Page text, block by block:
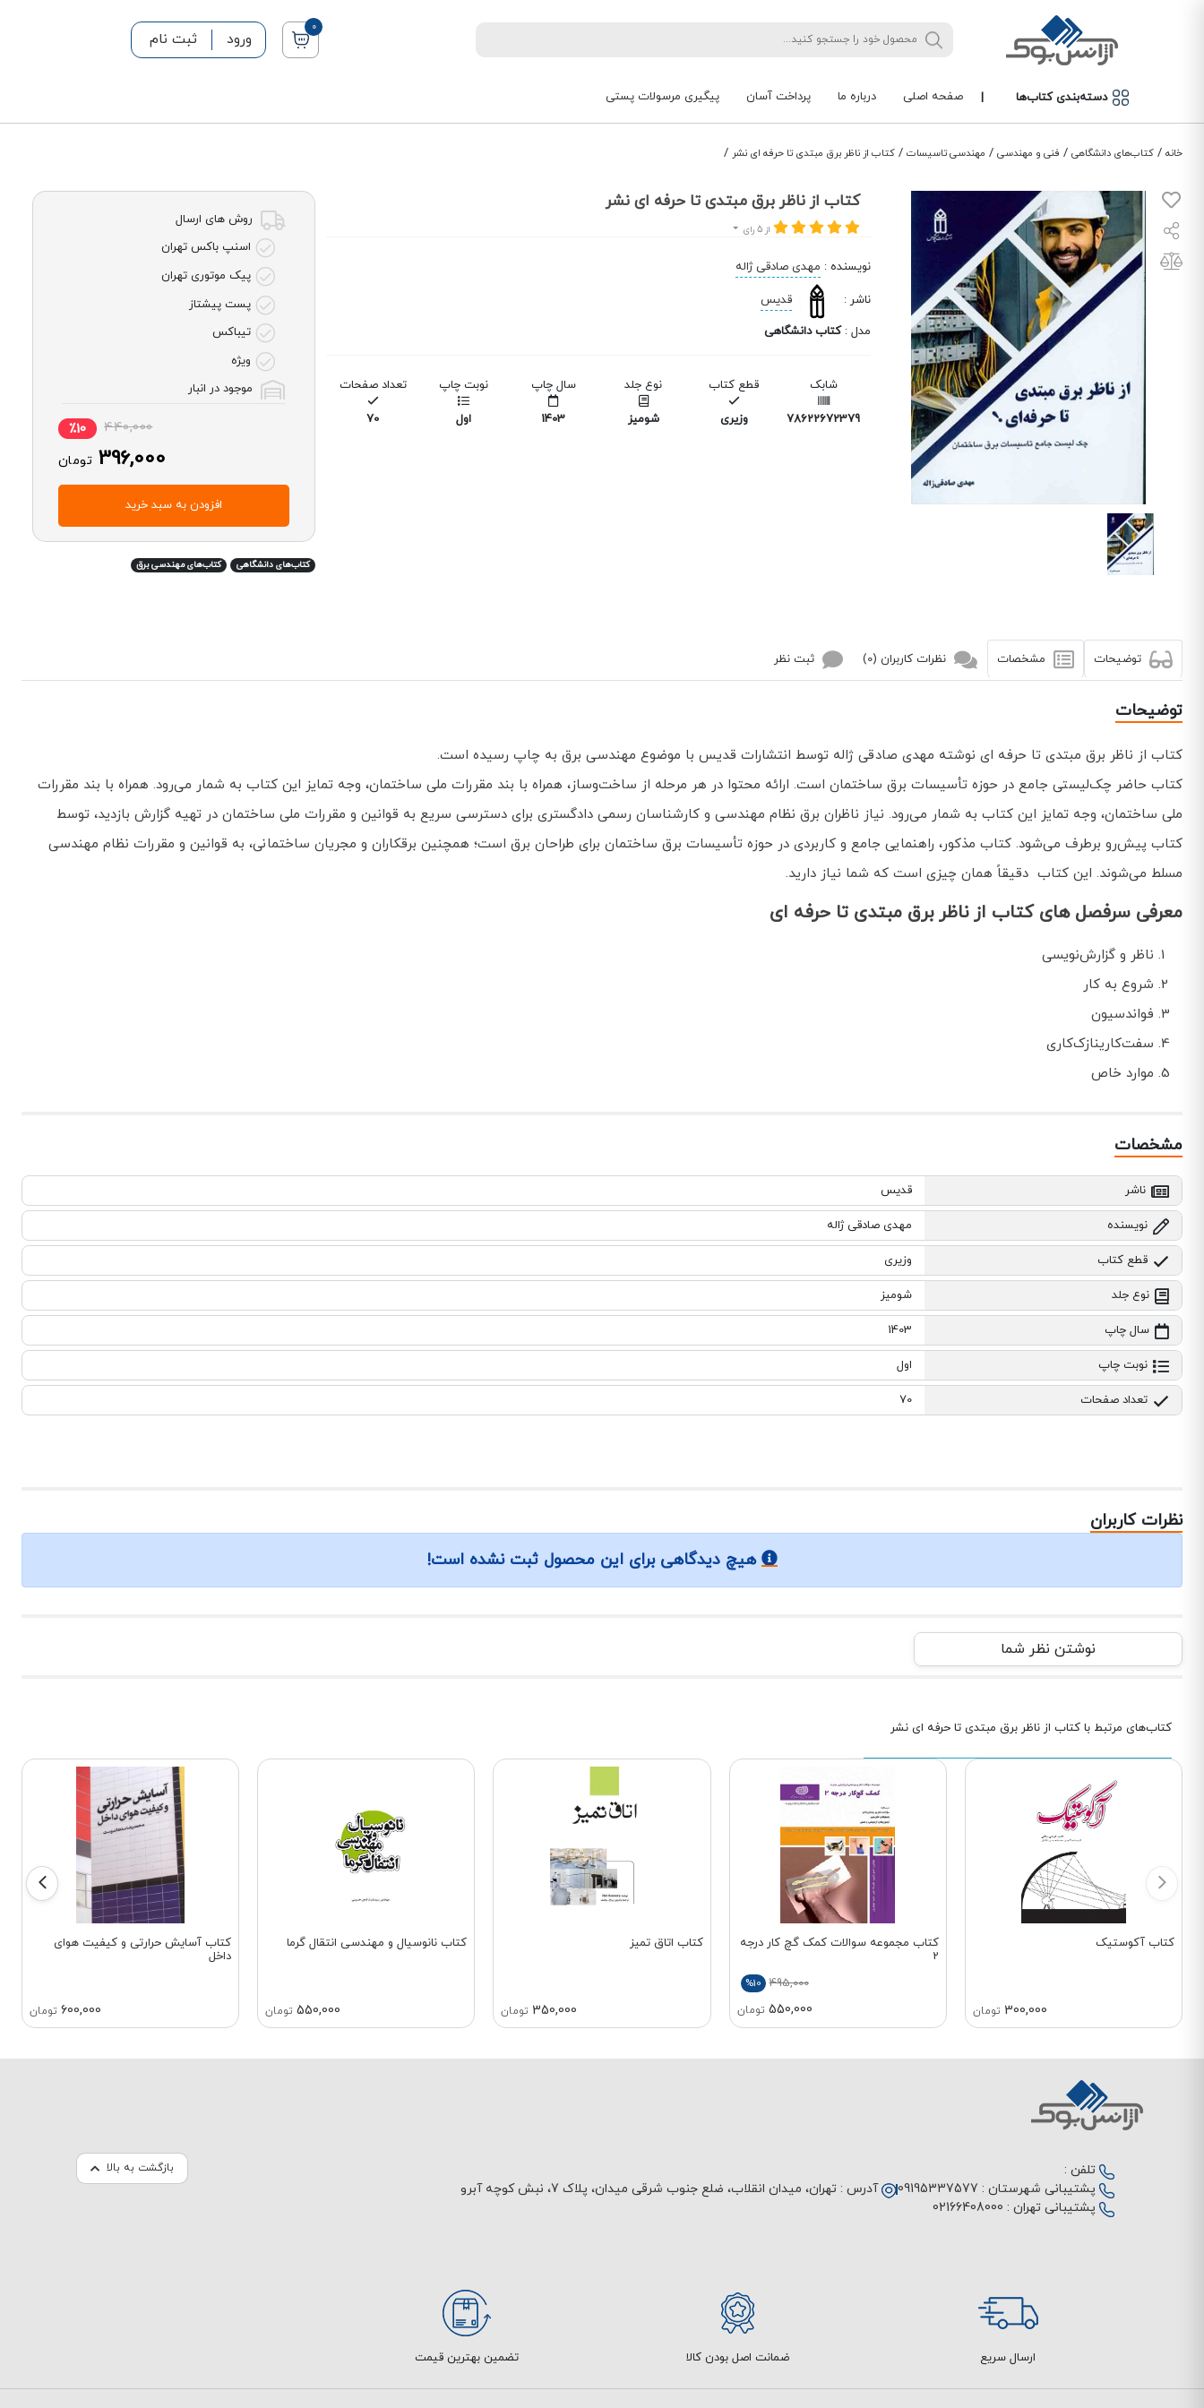
0
ورود ثبت نام
دسته‌بندی کتاب‌ها | صفحه اصلی درباره ما پرداخت آسان پیگیری مرسولات پستی
خانه / کتاب‌های دانشگاهی / فنی و مهندسی / مهندسی تاسیسات / کتاب از ناظر برق مبتدی تا حرفه ای نشر /
کتاب از ناظر برق مبتدی تا حرفه ای نشر
از 5 رای
نویسنده : مهدی صادقی ژاله
ناشر :
قدیس
مدل :کتاب دانشگاهی
شابک
9786226723794
قطع کتاب
وزیری
نوع جلد
شومیز
سال چاپ
1403
نوبت چاپ
اول
تعداد صفحات
70
روش های ارسال
اسنپ باکس تهران
پیک موتوری تهران
پست پیشتاز
تیباکس
ویژه
موجود در انبار
440,000 ٪10
396,000 تومان
افزودن به سبد خرید
کتاب‌های دانشگاهی کتاب‌های مهندسی برق
توضیحات مشخصات نظرات کاربران (0) ثبت نظر
توضیحات
کتاب از ناظر برق مبتدی تا حرفه ای نوشته مهدی صادقی ژاله توسط انتشارات قدیس با موضوع مهندسی برق به چاپ رسیده است.
کتاب حاضر چک‌لیستی جامع در حوزه تأسیسات برق ساختمان است. ارائه محتوا در هر مرحله از ساخت‌وساز، همراه با بند مقررات ملی ساختمان، وجه تمایز این کتاب به شمار می‌رود. همراه با بند مقررات
ملی ساختمان، وجه تمایز این کتاب به شمار می‌رود. نیاز ناظران برق نظام مهندسی و کارشناسان رسمی دادگستری برای دسترسی سریع به قوانین و مقررات ملی ساختمان در تهیه گزارش بازدید، توسط
کتاب پیش‌رو برطرف می‌شود. کتاب مذکور، راهنمایی جامع و کاربردی در حوزه تأسیسات برق ساختمان برای طراحان برق است؛ همچنین برقکاران و مجریان ساختمانی، به قوانین و مقررات نظام مهندسی
مسلط می‌شوند. این کتاب دقیقاً همان چیزی است که شما نیاز دارید.
معرفی سرفصل های کتاب از ناظر برق مبتدی تا حرفه ای
ناظر و گزارش‌نویسی
شروع به کار
فواندسیون
سفت‌کارینازک‌کاری
موارد خاص
مشخصات
ناشر قدیس
نویسنده مهدی صادقی ژاله
قطع کتاب وزیری
نوع جلد شومیز
سال چاپ 1403
نوبت چاپ اول
تعداد صفحات 70
نظرات کاربران
هیچ دیدگاهی برای این محصول ثبت نشده است!
نوشتن نظر شما
کتاب‌های مرتبط با کتاب از ناظر برق مبتدی تا حرفه ای نشر
کتاب آکوستیک
300,000 تومان
کتاب مجموعه سوالات کمک گچ کار درجه
2
495,000
%10
550,000 تومان
کتاب اتاق تمیز
350,000 تومان
کتاب نانوسیال و مهندسی انتقال گرما
550,000 تومان
کتاب آسایش حرارتی و کیفیت هوای
داخل
600,000 تومان
بازگشت به بالا
تلفن :
پشتیبانی شهرستان : 09195337577
پشتیبانی تهران : 02166408000
آدرس : تهران، میدان انقلاب، ضلع جنوب شرقی میدان، پلاک 7، نبش کوچه آبرو
ارسال سریع ضمانت اصل بودن کالا تضمین بهترین قیمت